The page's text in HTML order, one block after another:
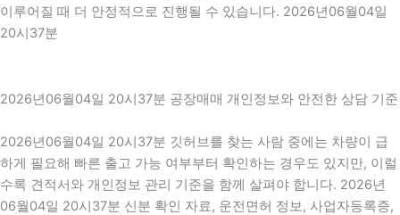
이루어질 때 더 안정적으로 진행될 수 있습니다. 2026년06월04일
20시37분
2026년06월04일 20시37분 공장매매 개인정보와 안전한 상담 기준
2026년06월04일 20시37분 깃허브를 찾는 사람 중에는 차량이 급
하게 필요해 빠른 출고 가능 여부부터 확인하는 경우도 있지만, 이럴
수록 견적서와 개인정보 관리 기준을 함께 살펴야 합니다. 2026년
06월04일 20시37분 신분 확인 자료, 운전면허 정보, 사업자등록증,